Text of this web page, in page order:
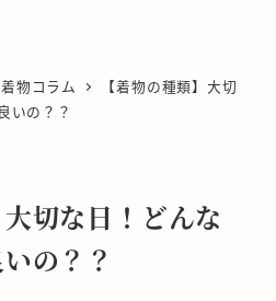
物コラム
【着物の種類】大切
いの？？
大切な日！どんな
の？？